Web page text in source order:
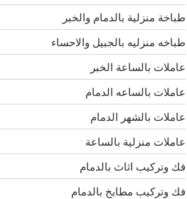
طباخة منزلية بالدمام والخبر
طباخه منزليه بالجبيل والاحساء
عاملات بالساعة الخبر
عاملات بالساعه الدمام
عاملات بالشهر الدمام
عاملات منزلية بالساعة
فك وتركيب اثاث بالدمام
فك وتركيب مطابخ بالدمام